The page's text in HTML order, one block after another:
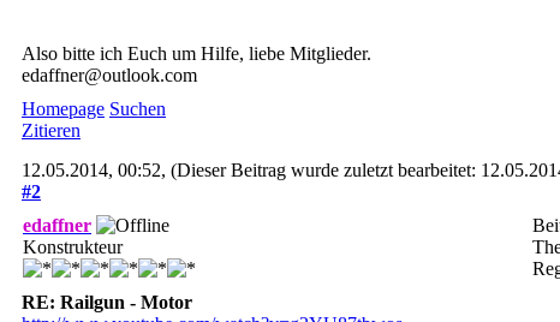
Also bitte ich Euch um Hilfe, liebe Mitglieder.
edaffner@outlook.com
Homepage Suchen
Zitieren
12.05.2014, 00:52, (Dieser Beitrag wurde zuletzt bearbeitet:
#2
edaffner
Konstrukteur
RE: Railgun - Motor